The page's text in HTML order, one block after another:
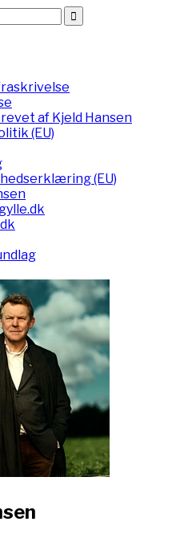
af Kjeld Hansen
(EU)
(EU)